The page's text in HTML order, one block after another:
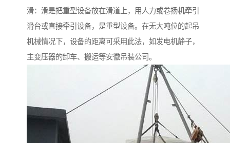
滑：滑是把重型设备放在滑道上，用人力或卷扬机牵引
滑台或直接牵引设备，是重型设备。在无大吨位的起吊
机械情况下，设备的距离可采用此法，如发电机静子，
主变压器的卸车、搬运等安徽吊装公司。